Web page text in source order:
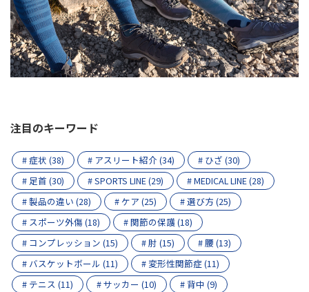
注目のキーワード
# 症状 (38) # アスリート紹介 (34)
# ひざ (30)
# 足首 (30)
# SPORTS LINE (29)
# MEDICAL LINE (28)
# 製品の違い (28)
# ケア (25)
# 選び方 (25)
# スポーツ外傷 (18)
# 関節の保護 (18)
# コンプレッション (15)
# 肘 (15)
# 腰 (13)
# バスケットボール (11)
# 変形性関節症 (11)
# テニス (11)
# サッカー (10)
# 背中 (9)